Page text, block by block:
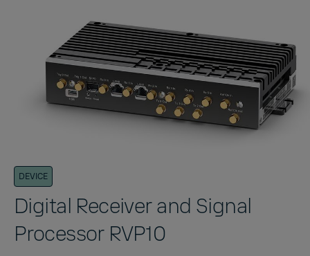
DEVICE
Digital Receiver and Signal
Processor RVP10